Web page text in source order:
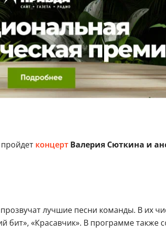
концертВалерия Сюткина и
лучшие песни команды. В их
бит», «Красавчик». В программе также